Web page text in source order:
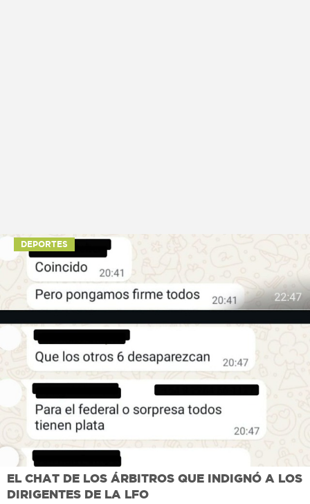
DEPORTES
EL CHAT DE LOS ÁRBITROS QUE INDIGNÓ A LOS
DIRIGENTES DE LA LFO